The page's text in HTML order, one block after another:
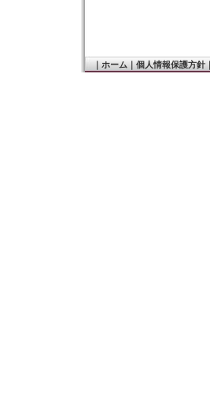
ホーム｜ 個人情報保護方針｜